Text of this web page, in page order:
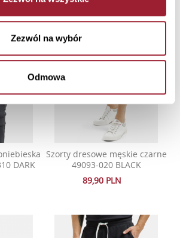
Zezwól na wybór
Odmowa
DARK
Szorty dresowe męskie czarne
49093-020 BLACK
89,90 PLN